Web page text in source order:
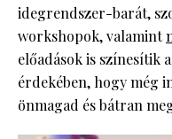
idegrendszer-barát,
workshopok, valamint
előadások is színesítik
érdekében, hogy még
önmagad és bátran